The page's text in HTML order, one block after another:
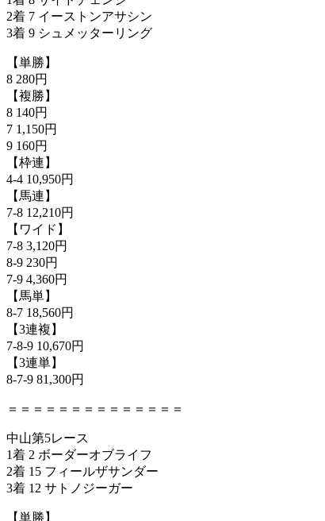
2着 7 イーストンアサシン
3着 9 シュメッターリング
【単勝】
8 280円
【複勝】
8 140円
7 1,150円
9 160円
【枠連】
4-4 10,950円
【馬連】
7-8 12,210円
【ワイド】
7-8 3,120円
8-9 230円
7-9 4,360円
【馬単】
8-7 18,560円
【3連複】
7-8-9 10,670円
【3連単】
8-7-9 81,300円
＝＝＝＝＝＝＝＝＝＝＝＝＝＝
中山第5レース
1着 2 ボーダーオブライフ
2着 15 フィールザサンダー
3着 12 サトノジーガー
【単勝】